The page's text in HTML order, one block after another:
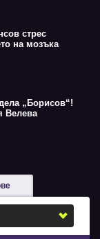
стрес
на мозъка
„Борисов“!
Велева